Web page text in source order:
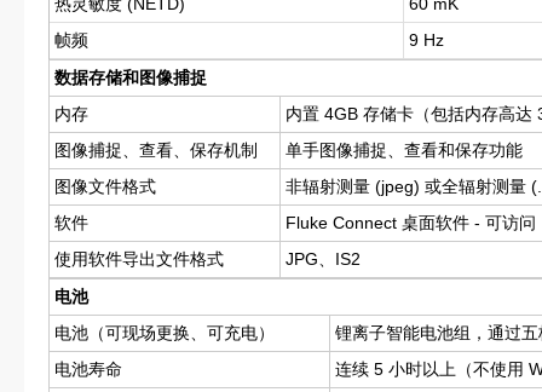
帧频
9 Hz
数据存储和图像捕捉
内存
内置 4GB 存储卡（包括内存高达
图像捕捉、查看、保存机制
单手图像捕捉、查看和保存功能
图像文件格式
非辐射测量 (jpeg) 或全辐射测量
软件
Fluke Connect 桌面软件 - 可访
使用软件导出文件格式
JPG、IS2
电池
电池（可现场更换、可充电）
锂离子智能电池组，通过
电池寿命
连续 5 小时以上（不使用